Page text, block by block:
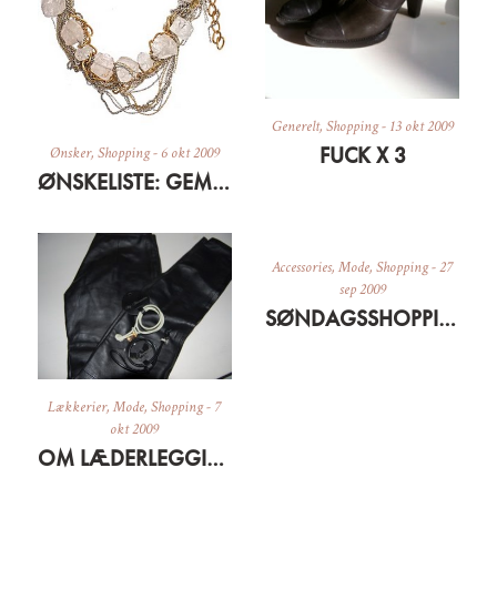
Ønsker, Shopping- 6 okt 2009
ØNSKELISTE: GEMMA REDUX BLING
Generelt, Shopping- 13 okt 2009
FUCK X 3
Lækkerier,Mode,Shopping- 7
okt 2009
OM LÆDERLEGGINS OG GRÆSKARSUPPE
Accessories,Mode,Shopping-27
sep 2009
SØNDAGSSHOPPING PÅ NETTET